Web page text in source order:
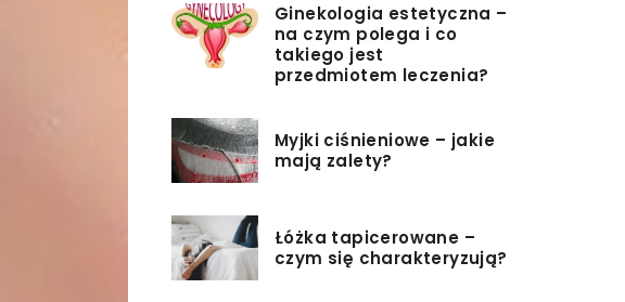
Ginekologia estetyczna –
na czym polega i co
takiego jest
przedmiotem leczenia?
Myjki ciśnieniowe – jakie
mają zalety?
Łóżka tapicerowane –
czym się charakteryzują?